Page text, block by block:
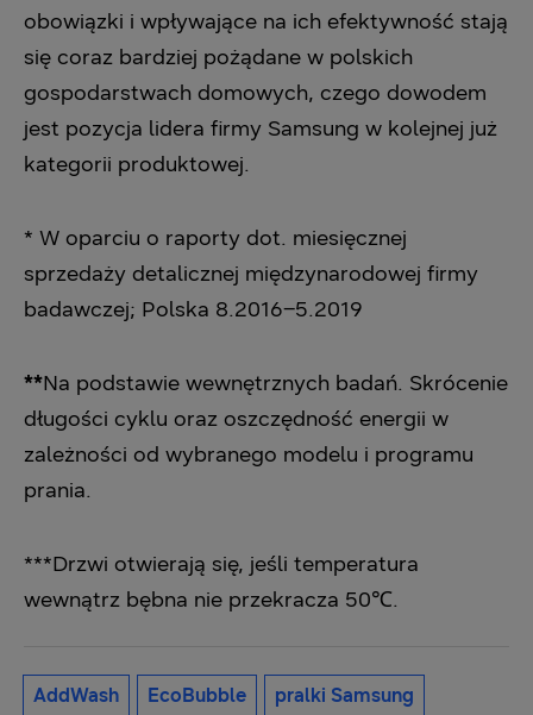
obowiązki i wpływające na ich efektywność stają
się coraz bardziej pożądane w polskich
gospodarstwach domowych, czego dowodem
jest pozycja lidera firmy Samsung w kolejnej już
kategorii produktowej.
* W oparciu o raporty dot. miesięcznej
sprzedaży detalicznej międzynarodowej firmy
badawczej; Polska 8.2016–5.2019
**Na podstawie wewnętrznych badań. Skrócenie
długości cyklu oraz oszczędność energii w
zależności od wybranego modelu i programu
prania.
***Drzwi otwierają się, jeśli temperatura
wewnątrz bębna nie przekracza 50℃.
AddWash EcoBubble pralki Samsung